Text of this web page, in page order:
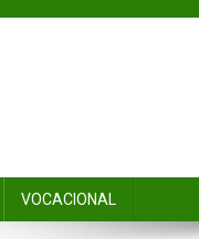
VOCACIONAL